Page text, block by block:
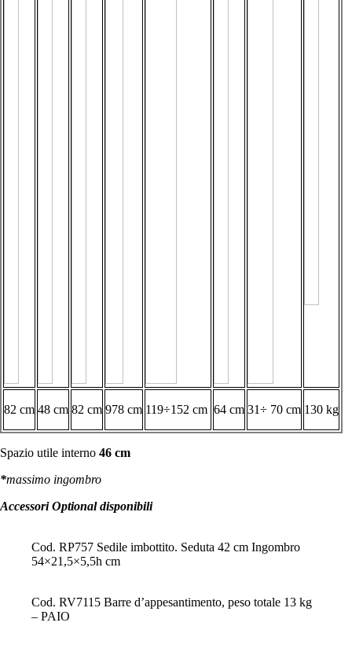
82 cm 48 cm 82 cm 978 cm 119÷152 cm 64 cm 31÷ 70 cm 130 kg
Spazio utile interno 46 cm
*massimo ingombro
Accessori Optional disponibili
Cod. RP757 Sedile imbottito. Seduta 42 cm Ingombro
54×21,5×5,5h cm
Cod. RV7115 Barre d’appesantimento, peso totale 13 kg
– PAIO